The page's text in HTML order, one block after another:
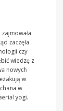
zaczęła
czy
wiedzę z
nowych
w
w
yogi.